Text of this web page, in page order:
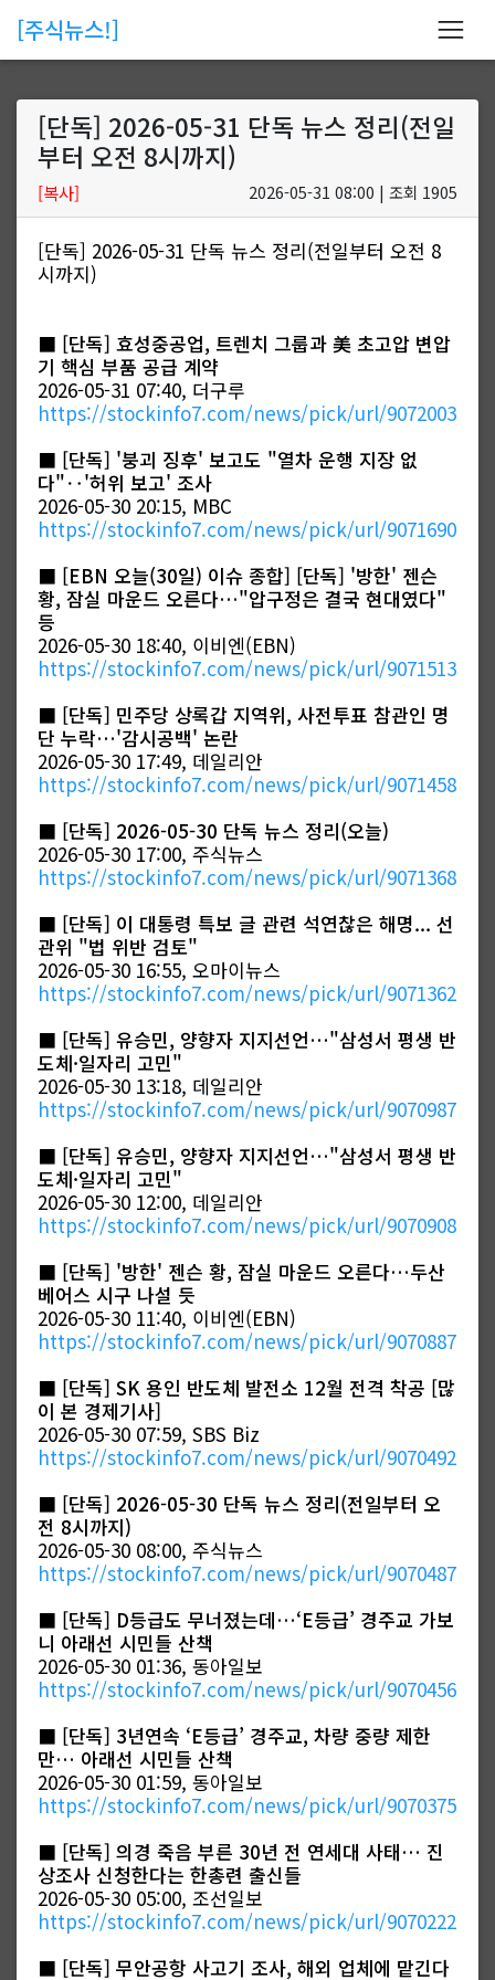
[주식뉴스!]
[단독] 2026-05-31 단독 뉴스 정리(전일
부터 오전 8시까지)
[복사] 2026-05-31 08:00 | 조회 1905
[단독] 2026-05-31 단독 뉴스 정리(전일부터 오전 8
시까지)
■ [단독] 효성중공업, 트렌치 그룹과 美 초고압 변압
기 핵심 부품 공급 계약
2026-05-31 07:40, 더구루
https://stockinfo7.com/news/pick/url/9072003
■ [단독] '붕괴 징후' 보고도 "열차 운행 지장 없
다"‥'허위 보고' 조사
2026-05-30 20:15, MBC
https://stockinfo7.com/news/pick/url/9071690
■ [EBN 오늘(30일) 이슈 종합] [단독] '방한' 젠슨
황, 잠실 마운드 오른다…"압구정은 결국 현대였다"
등
2026-05-30 18:40, 이비엔(EBN)
https://stockinfo7.com/news/pick/url/9071513
■ [단독] 민주당 상록갑 지역위, 사전투표 참관인 명
단 누락…'감시공백' 논란
2026-05-30 17:49, 데일리안
https://stockinfo7.com/news/pick/url/9071458
■ [단독] 2026-05-30 단독 뉴스 정리(오늘)
2026-05-30 17:00, 주식뉴스
https://stockinfo7.com/news/pick/url/9071368
■ [단독] 이 대통령 특보 글 관련 석연찮은 해명... 선
관위 "법 위반 검토"
2026-05-30 16:55, 오마이뉴스
https://stockinfo7.com/news/pick/url/9071362
■ [단독] 유승민, 양향자 지지선언…"삼성서 평생 반
도체·일자리 고민"
2026-05-30 13:18, 데일리안
https://stockinfo7.com/news/pick/url/9070987
■ [단독] 유승민, 양향자 지지선언…"삼성서 평생 반
도체·일자리 고민"
2026-05-30 12:00, 데일리안
https://stockinfo7.com/news/pick/url/9070908
■ [단독] '방한' 젠슨 황, 잠실 마운드 오른다…두산
베어스 시구 나설 듯
2026-05-30 11:40, 이비엔(EBN)
https://stockinfo7.com/news/pick/url/9070887
■ [단독] SK 용인 반도체 발전소 12월 전격 착공 [많
이 본 경제기사]
2026-05-30 07:59, SBS Biz
https://stockinfo7.com/news/pick/url/9070492
■ [단독] 2026-05-30 단독 뉴스 정리(전일부터 오
전 8시까지)
2026-05-30 08:00, 주식뉴스
https://stockinfo7.com/news/pick/url/9070487
■ [단독] D등급도 무너졌는데…‘E등급’ 경주교 가보
니 아래선 시민들 산책
2026-05-30 01:36, 동아일보
https://stockinfo7.com/news/pick/url/9070456
■ [단독] 3년연속 ‘E등급’ 경주교, 차량 중량 제한
만… 아래선 시민들 산책
2026-05-30 01:59, 동아일보
https://stockinfo7.com/news/pick/url/9070375
■ [단독] 의경 죽음 부른 30년 전 연세대 사태… 진
상조사 신청한다는 한총련 출신들
2026-05-30 05:00, 조선일보
https://stockinfo7.com/news/pick/url/9070222
■ [단독] 무안공항 사고기 조사, 해외 업체에 맡긴다